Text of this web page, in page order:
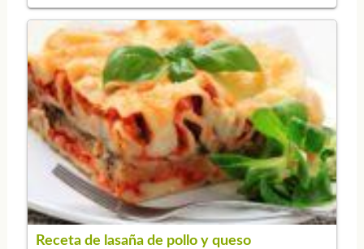
Receta de lasaña de pollo y queso